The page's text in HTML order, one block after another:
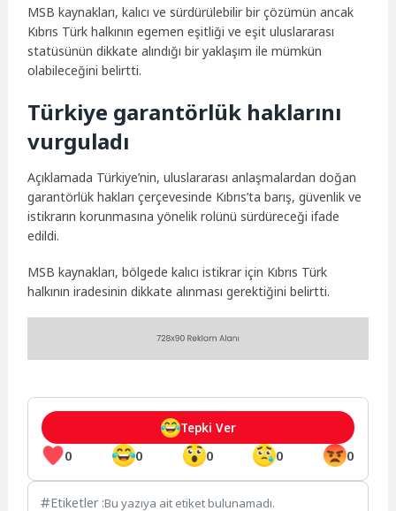
MSB kaynakları, kalıcı ve sürdürülebilir bir çözümün ancak
Kıbrıs Türk halkının egemen eşitliği ve eşit uluslararası
statüsünün dikkate alındığı bir yaklaşım ile mümkün
olabileceğini belirtti.
Türkiye garantörlük haklarını
vurguladı
Açıklamada Türkiye’nin, uluslararası anlaşmalardan doğan
garantörlük hakları çerçevesinde Kıbrıs’ta barış, güvenlik ve
istikrarın korunmasına yönelik rolünü sürdüreceği ifade
edildi.
MSB kaynakları, bölgede kalıcı istikrar için Kıbrıs Türk
halkının iradesinin dikkate alınması gerektiğini belirtti.
0 0 0 0 0
Tepki Ver
Etiketler :Bu yazıya ait etiket bulunamadı.